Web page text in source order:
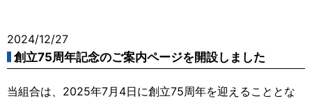
2024/12/27
創立75周年記念のご案内ページを開設しました
当組合は、2025年7月4日に創立75周年を迎えることとな